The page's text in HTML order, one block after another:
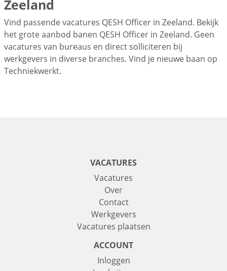
Zeeland
Vind passende vacatures QESH Officer in Zeeland. Bekijk
het grote aanbod banen QESH Officer in Zeeland. Geen
vacatures van bureaus en direct solliciteren bij
werkgevers in diverse branches. Vind je nieuwe baan op
Techniekwerkt.
VACATURES
Vacatures
Over
Contact
Werkgevers
Vacatures plaatsen
ACCOUNT
Inloggen